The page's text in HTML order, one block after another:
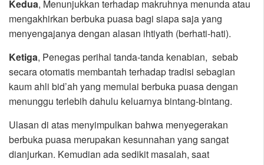
Kedua, Menunjukkan terhadap makruhnya menunda atau
mengakhirkan berbuka puasa bagi siapa saja yang
menyengajanya dengan alasan ihtiyath (berhati-hati).
Ketiga, Penegas perihal tanda-tanda kenabian, sebab
secara otomatis membantah terhadap tradisi sebagian
kaum ahli bid’ah yang memulai berbuka puasa dengan
menunggu terlebih dahulu keluarnya bintang-bintang.
Ulasan di atas menyimpulkan bahwa menyegerakan
berbuka puasa merupakan kesunnahan yang sangat
dianjurkan. Kemudian ada sedikit masalah, saat